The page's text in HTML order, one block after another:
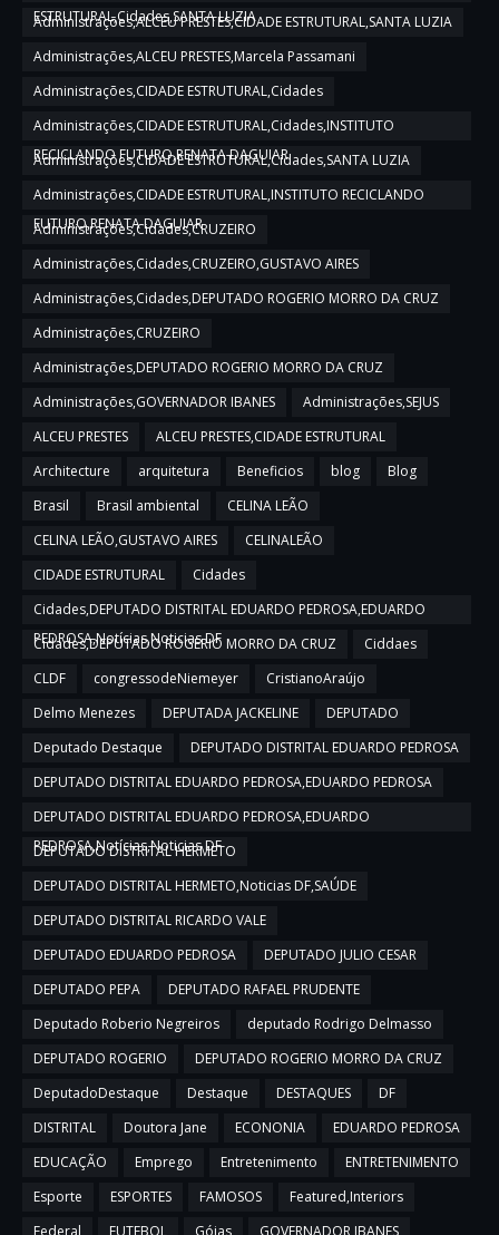
ESTRUTURAL,Cidades,SANTA LUZIA
Administrações,ALCEU PRESTES,CIDADE ESTRUTURAL,SANTA LUZIA
Administrações,ALCEU PRESTES,Marcela Passamani
Administrações,CIDADE ESTRUTURAL,Cidades
Administrações,CIDADE ESTRUTURAL,Cidades,INSTITUTO
RECICLANDO FUTURO,RENATA DAGUIAR
Administrações,CIDADE ESTRUTURAL,Cidades,SANTA LUZIA
Administrações,CIDADE ESTRUTURAL,INSTITUTO RECICLANDO
FUTURO,RENATA DAGUIAR
Administrações,Cidades,CRUZEIRO
Administrações,Cidades,CRUZEIRO,GUSTAVO AIRES
Administrações,Cidades,DEPUTADO ROGERIO MORRO DA CRUZ
Administrações,CRUZEIRO
Administrações,DEPUTADO ROGERIO MORRO DA CRUZ
Administrações,GOVERNADOR IBANES
Administrações,SEJUS
ALCEU PRESTES
ALCEU PRESTES,CIDADE ESTRUTURAL
Architecture
arquitetura Beneficios blog
Blog
Brasil
Brasil ambiental
CELINA LEÃO
CELINA LEÃO,GUSTAVO AIRES
CELINALEÃO
CIDADE ESTRUTURAL
Cidades
Cidades,DEPUTADO DISTRITAL EDUARDO PEDROSA,EDUARDO
PEDROSA,Notícias,Noticias DF
Cidades,DEPUTADO ROGERIO MORRO DA CRUZ
Ciddaes
CLDF
congressodeNiemeyer
CristianoAraújo
Delmo Menezes
DEPUTADA JACKELINE
DEPUTADO
Deputado Destaque
DEPUTADO DISTRITAL EDUARDO PEDROSA
DEPUTADO DISTRITAL EDUARDO PEDROSA,EDUARDO PEDROSA
DEPUTADO DISTRITAL EDUARDO PEDROSA,EDUARDO
PEDROSA,Notícias,Noticias DF
DEPUTADO DISTRITAL HERMETO
DEPUTADO DISTRITAL HERMETO,Noticias DF,SAÚDE
DEPUTADO DISTRITAL RICARDO VALE
DEPUTADO EDUARDO PEDROSA
DEPUTADO JULIO CESAR
DEPUTADO PEPA
DEPUTADO RAFAEL PRUDENTE
Deputado Roberio Negreiros
deputado Rodrigo Delmasso
DEPUTADO ROGERIO
DEPUTADO ROGERIO MORRO DA CRUZ
DeputadoDestaque
Destaque DESTAQUES
DF
DISTRITAL
Doutora Jane ECONONIA
EDUARDO PEDROSA
EDUCAÇÃO
Emprego Entretenimento
ENTRETENIMENTO
Esporte
ESPORTES FAMOSOS
Featured,Interiors
Federal
FUTEBOL Góias
GOVERNADOR IBANES